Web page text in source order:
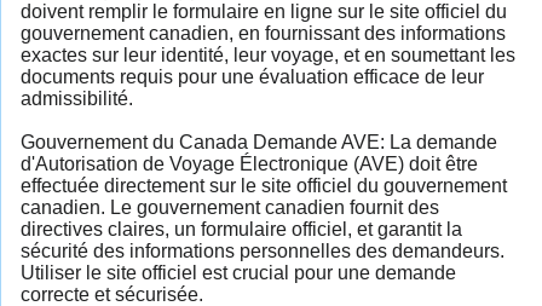
doivent remplir le formulaire en ligne sur le site officiel du
gouvernement canadien, en fournissant des informations
exactes sur leur identité, leur voyage, et en soumettant les
documents requis pour une évaluation efficace de leur
admissibilité.
Gouvernement du Canada Demande AVE: La demande
d'Autorisation de Voyage Électronique (AVE) doit être
effectuée directement sur le site officiel du gouvernement
canadien. Le gouvernement canadien fournit des
directives claires, un formulaire officiel, et garantit la
sécurité des informations personnelles des demandeurs.
Utiliser le site officiel est crucial pour une demande
correcte et sécurisée.